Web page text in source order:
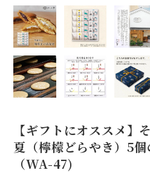
【ギフトにオススメ】
夏（檸檬どらやき）5
（WA-47)